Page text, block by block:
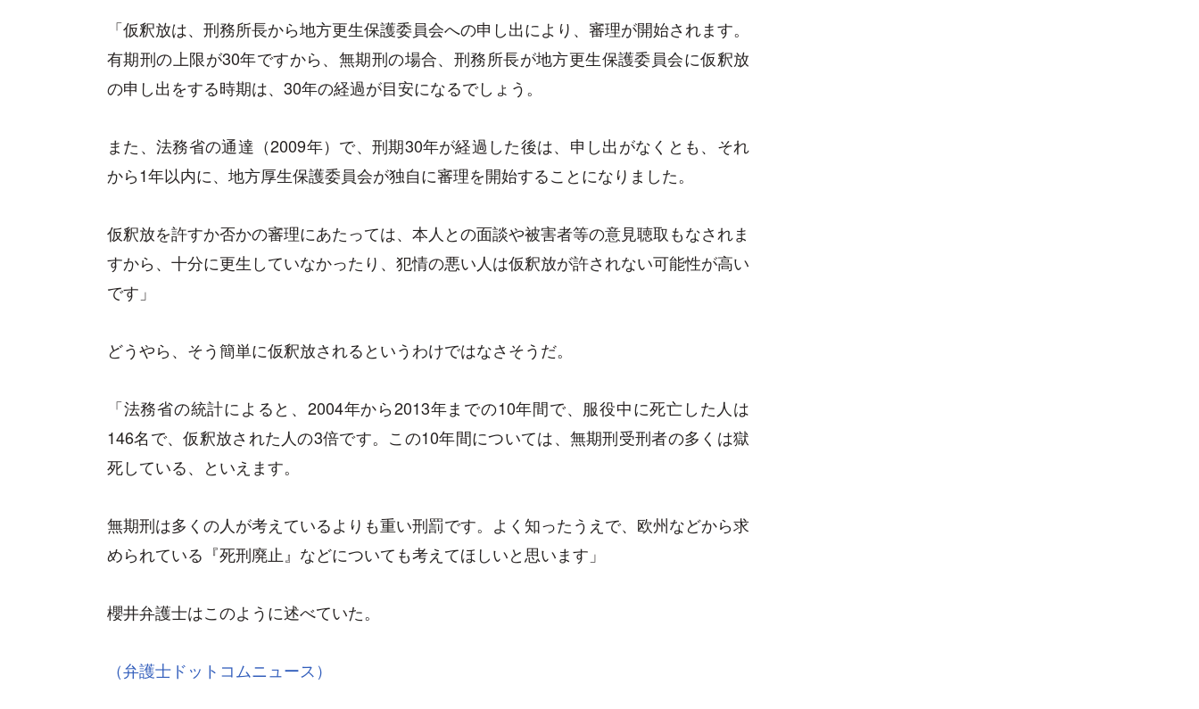
「仮釈放は、刑務所長から地方更生保護委員会への申し出により、審理が開始されます。
有期刑の上限が30年ですから、無期刑の場合、刑務所長が地方更生保護委員会に仮釈放
の申し出をする時期は、30年の経過が目安になるでしょう。
また、法務省の通達（2009年）で、刑期30年が経過した後は、申し出がなくとも、それ
から1年以内に、地方厚生保護委員会が独自に審理を開始することになりました。
仮釈放を許すか否かの審理にあたっては、本人との面談や被害者等の意見聴取もなされま
すから、十分に更生していなかったり、犯情の悪い人は仮釈放が許されない可能性が高い
です」
どうやら、そう簡単に仮釈放されるというわけではなさそうだ。
「法務省の統計によると、2004年から2013年までの10年間で、服役中に死亡した人は
146名で、仮釈放された人の3倍です。この10年間については、無期刑受刑者の多くは獄
死している、といえます。
無期刑は多くの人が考えているよりも重い刑罰です。よく知ったうえで、欧州などから求
められている『死刑廃止』などについても考えてほしいと思います」
櫻井弁護士はこのように述べていた。
（弁護士ドットコムニュース）